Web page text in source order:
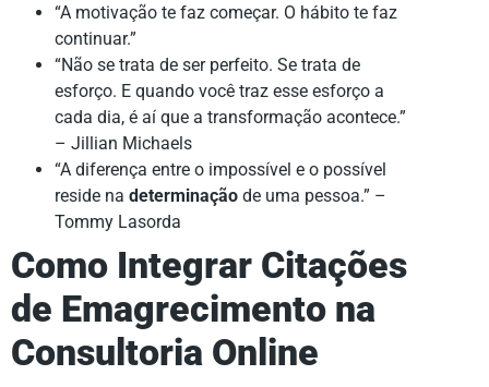
“A motivação te faz começar. O hábito te faz
continuar.”
“Não se trata de ser perfeito. Se trata de
esforço. E quando você traz esse esforço a
cada dia, é aí que a transformação acontece.”
– Jillian Michaels
“A diferença entre o impossível e o possível
reside na determinação de uma pessoa.” –
Tommy Lasorda
Como Integrar Citações
de Emagrecimento na
Consultoria Online